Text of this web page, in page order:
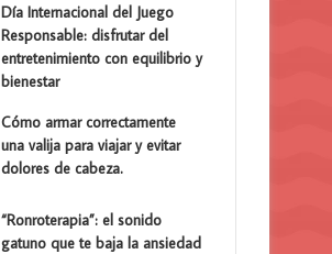
Día Internacional del Juego
Responsable: disfrutar del
entretenimiento con equilibrio y
bienestar
Cómo armar correctamente
una valija para viajar y evitar
dolores de cabeza.
“Ronroterapia”: el sonido
gatuno que te baja la ansiedad